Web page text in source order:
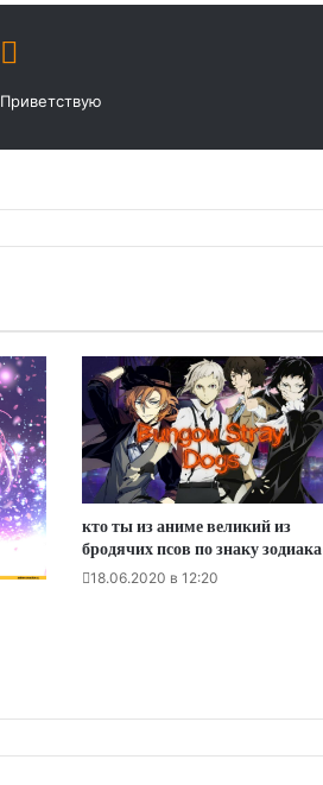
Приветствую
кто ты из аниме великий из
бродячих псов по знаку зодиака
18.06.2020 в 12:20